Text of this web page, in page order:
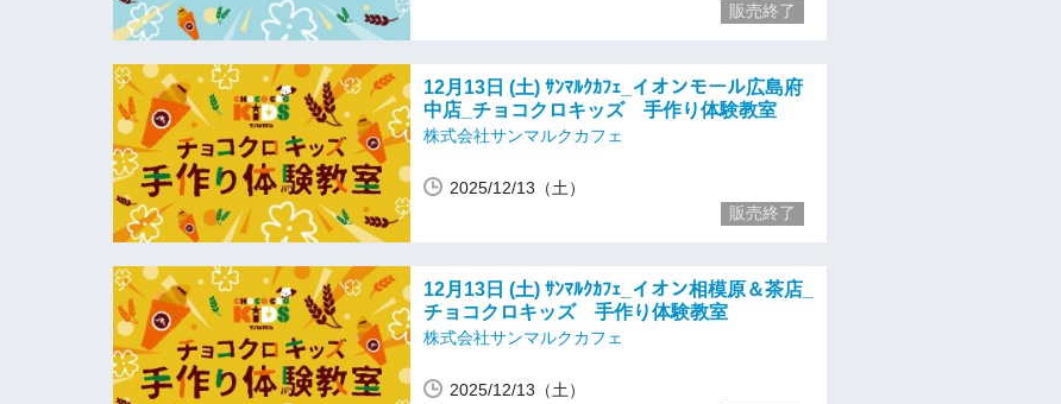
販売終了
12月13日 (土) ｻﾝﾏﾙｸｶﾌｪ_イオンモール広島府
中店_チョコクロキッズ 手作り体験教室
株式会社サンマルクカフェ
2025/12/13（土）
販売終了
12月13日 (土) ｻﾝﾏﾙｸｶﾌｪ_イオン相模原＆茶店_
チョコクロキッズ 手作り体験教室
株式会社サンマルクカフェ
2025/12/13（土）